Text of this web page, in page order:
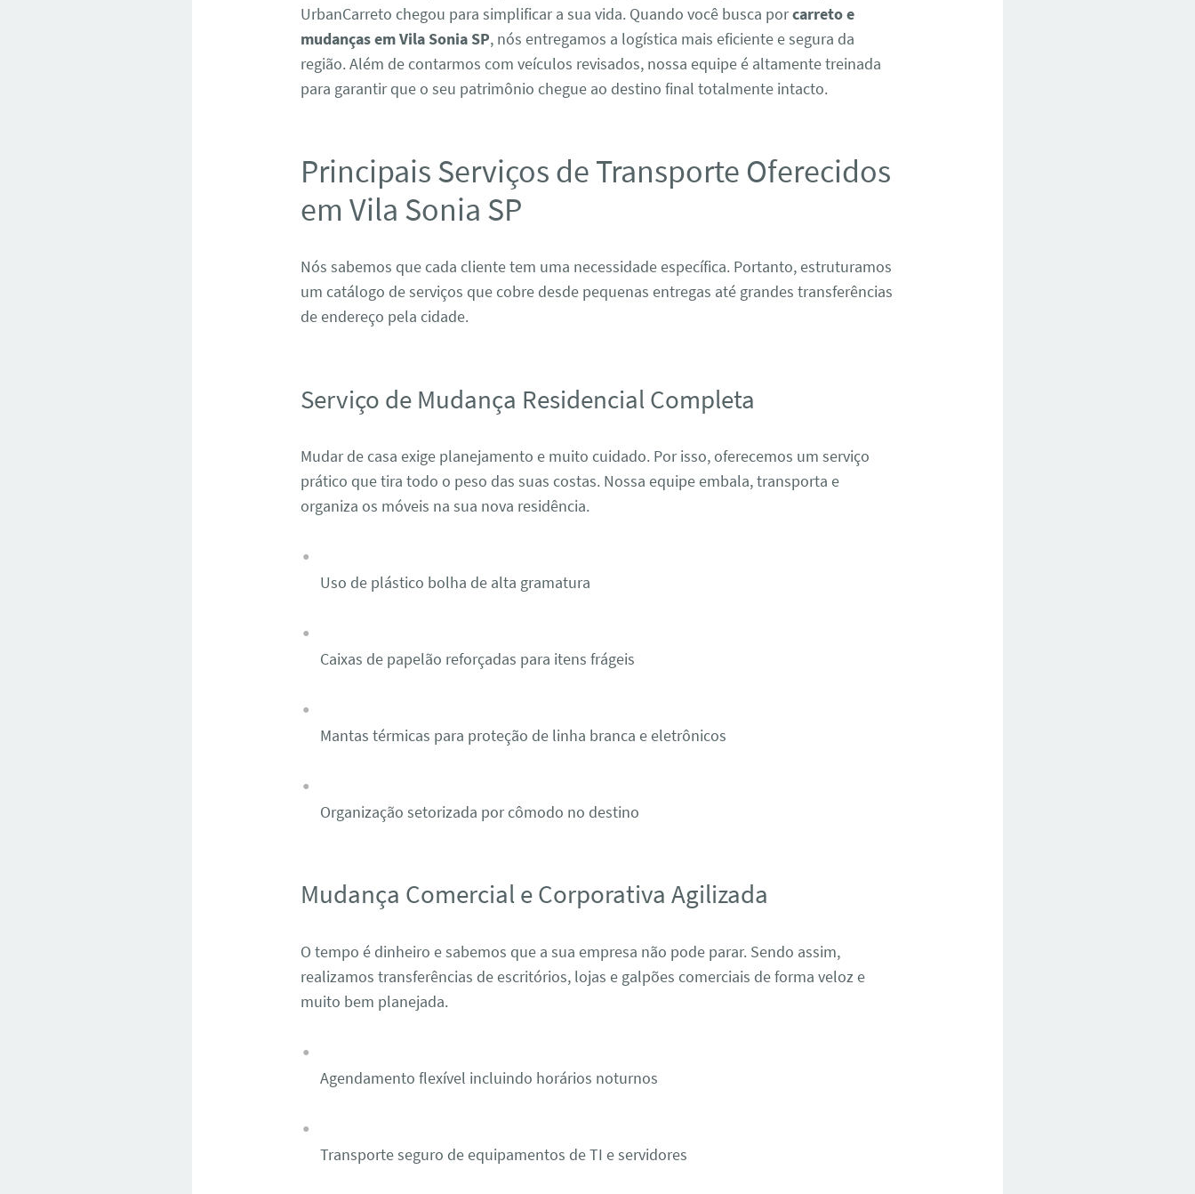
UrbanCarreto chegou para simplificar a sua vida. Quando você busca porcarreto e
mudanças em Vila Sonia SP, nós entregamos a logística mais eficiente e segura da
região. Além de contarmos com veículos revisados, nossa equipe é altamente treinada
para garantir que o seu patrimônio chegue ao destino final totalmente intacto.
Principais Serviços de Transporte Oferecidos
em Vila Sonia SP
Nós sabemos que cada cliente tem uma necessidade específica. Portanto, estruturamos
um catálogo de serviços que cobre desde pequenas entregas até grandes transferências
de endereço pela cidade.
Serviço de Mudança Residencial Completa
Mudar de casa exige planejamento e muito cuidado. Por isso, oferecemos um serviço
prático que tira todo o peso das suas costas. Nossa equipe embala, transporta e
organiza os móveis na sua nova residência.
Uso de plástico bolha de alta gramatura
Caixas de papelão reforçadas para itens frágeis
Mantas térmicas para proteção de linha branca e eletrônicos
Organização setorizada por cômodo no destino
Mudança Comercial e Corporativa Agilizada
O tempo é dinheiro e sabemos que a sua empresa não pode parar. Sendo assim,
realizamos transferências de escritórios, lojas e galpões comerciais de forma veloz e
muito bem planejada.
Agendamento flexível incluindo horários noturnos
Transporte seguro de equipamentos de TI e servidores